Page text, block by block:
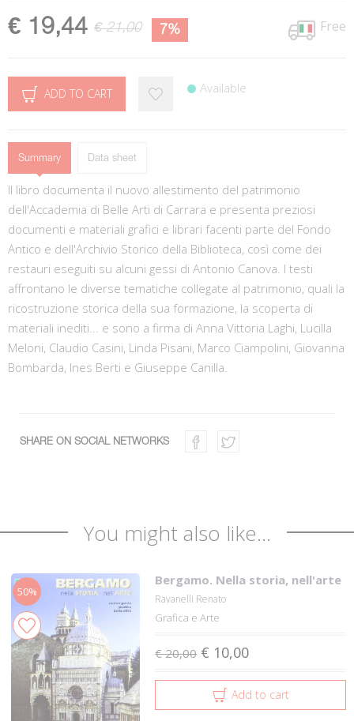
€ 19,44 € 21,00 7% Free
ADD TO CART Available
Summary Data sheet
Il libro documenta il nuovo allestimento del patrimonio
dell'Accademia di Belle Arti di Carrara e presenta preziosi
documenti e materiali grafici e librari facenti parte del Fondo
Antico e dell'Archivio Storico della Biblioteca, così come dei
restauri eseguiti su alcuni gessi di Antonio Canova. I testi
affrontano le diverse tematiche collegate al patrimonio, quali la
ricostruzione storica della sua formazione, la scoperta di
materiali inediti... e sono a firma di Anna Vittoria Laghi, Lucilla
Meloni, Claudio Casini, Linda Pisani, Marco Ciampolini, Giovanna
Bombarda, Ines Berti e Giuseppe Canilla.
SHARE ON SOCIAL NETWORKS
You might also like...
50%
Bergamo. Nella storia, nell'arte
Ravanelli Renato
Grafica e Arte
€ 20,00 € 10,00
Add to cart